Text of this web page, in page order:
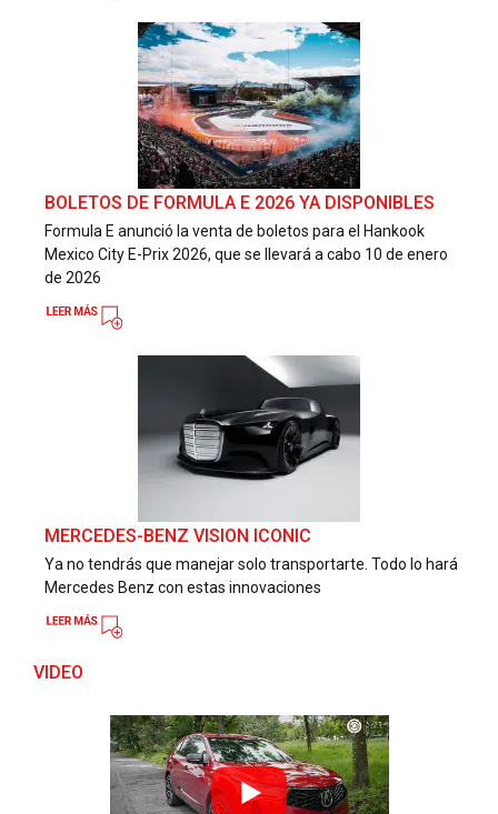
BOLETOS DE FORMULA E 2026 YA DISPONIBLES
Formula E anunció la venta de boletos para el Hankook
Mexico City E-Prix 2026, que se llevará a cabo 10 de enero
de 2026
MERCEDES-BENZ VISION ICONIC
Ya no tendrás que manejar solo transportarte. Todo lo hará
Mercedes Benz con estas innovaciones
VIDEO